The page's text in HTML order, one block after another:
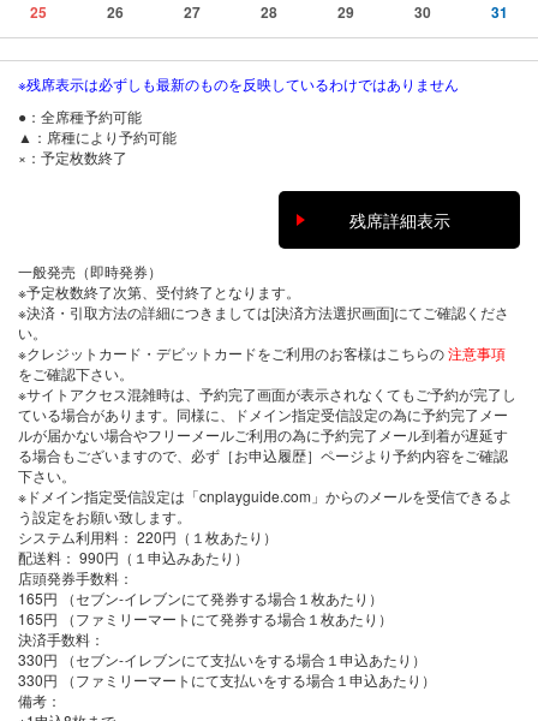
25 26 27 28 29 30 31
※残席表示は必ずしも最新のものを反映しているわけではありません
●：全席種予約可能
▲：席種により予約可能
×：予定枚数終了
残席詳細表示
一般発売（即時発券）
※予定枚数終了次第、受付終了となります。
※決済・引取方法の詳細につきましては[決済方法選択画面]にてご確認くださ
い。
※クレジットカード・デビットカードをご利用のお客様はこちらの注意事項
をご確認下さい。
※サイトアクセス混雑時は、予約完了画面が表示されなくてもご予約が完了し
ている場合があります。同様に、ドメイン指定受信設定の為に予約完了メー
ルが届かない場合やフリーメールご利用の為に予約完了メール到着が遅延す
る場合もございますので、必ず［お申込履歴］ページより予約内容をご確認
下さい。
※ドメイン指定受信設定は「cnplayguide.com」からのメールを受信できるよ
う設定をお願い致します。
システム利用料： 220円（１枚あたり）
配送料： 990円（１申込みあたり）
店頭発券手数料 ：
165円 （セブン-イレブンにて発券する場合１枚あたり）
165円 （ファミリーマートにて発券する場合１枚あたり）
決済手数料 ：
330円 （セブン-イレブンにて支払いをする場合１申込あたり）
330円 （ファミリーマートにて支払いをする場合１申込あたり）
備考：